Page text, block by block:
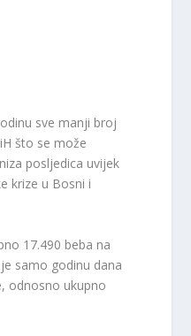
sve manji broj
što se može
posljedica uvijek
krize u Bosni i
17.490 beba na
samo godinu dana
odnosno ukupno